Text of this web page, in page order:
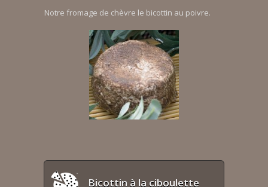
Notre fromage de chèvre le bicottin au poivre.
Bicottin à la ciboulette